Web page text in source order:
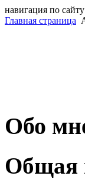
навигация по
Главная страница
Обо
Общая